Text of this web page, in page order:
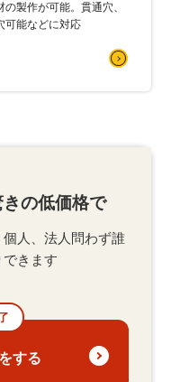
製作が可能。貫通穴、
可能などに対応
の低価格で
人、法人問わず誰
きます
する